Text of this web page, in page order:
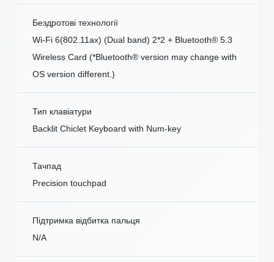
Бездротові технології
Wi-Fi 6(802.11ax) (Dual band) 2*2 + Bluetooth® 5.3
Wireless Card (*Bluetooth® version may change with
OS version different.)
Тип клавіатури
Backlit Chiclet Keyboard with Num-key
Тачпад
Precision touchpad
Підтримка відбитка пальця
N/A